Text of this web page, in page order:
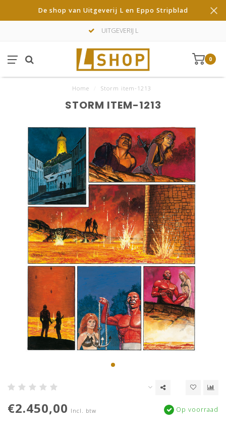
De shop van Uitgeverij L en Eppo Stripblad
UITGEVERIJ L
0
Home Storm item-1213
STORM ITEM-1213
€2.450,00 Incl. btw Op voorraad